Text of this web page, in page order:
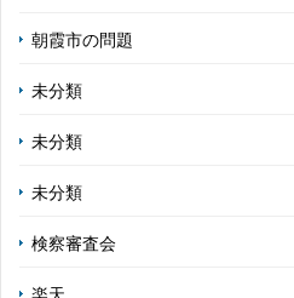
朝霞市の問題
未分類
未分類
未分類
検察審査会